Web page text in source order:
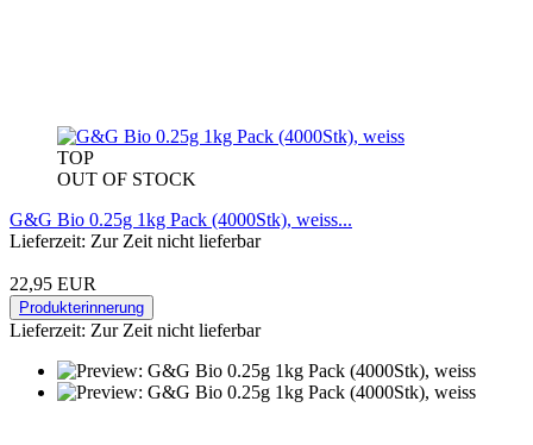
TOP
OUT OF STOCK
G&G Bio 0.25g 1kg Pack (4000Stk), weiss...
Lieferzeit: Zur Zeit nicht lieferbar
22,95 EUR
Produkterinnerung
Lieferzeit: Zur Zeit nicht lieferbar